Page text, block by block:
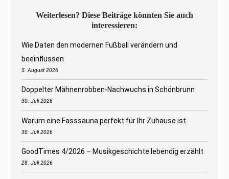
Weiterlesen? Diese Beiträge könnten Sie auch
interessieren:
Wie Daten den modernen Fußball verändern und
beeinflussen
5. August 2026
Doppelter Mähnenrobben-Nachwuchs in Schönbrunn
30. Juli 2026
Warum eine Fasssauna perfekt für Ihr Zuhause ist
30. Juli 2026
GoodTimes 4/2026 – Musikgeschichte lebendig erzählt
28. Juli 2026